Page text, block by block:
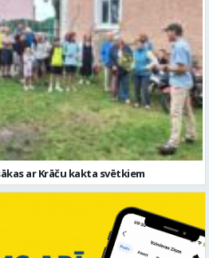
ar Krāču kakta svētkiem